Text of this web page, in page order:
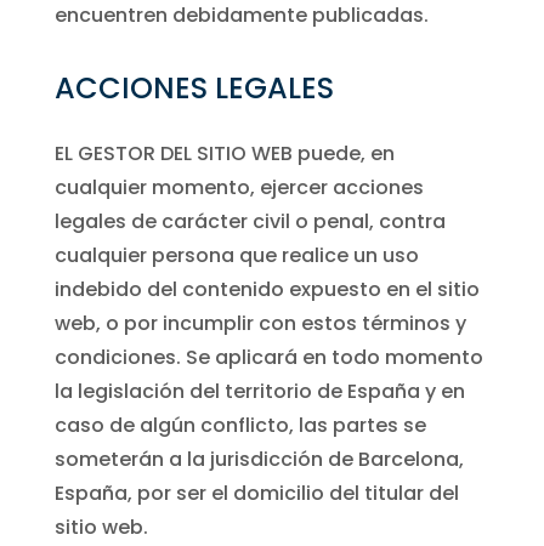
encuentren debidamente publicadas.
ACCIONES LEGALES
EL GESTOR DEL SITIO WEB puede, en
cualquier momento, ejercer acciones
legales de carácter civil o penal, contra
cualquier persona que realice un uso
indebido del contenido expuesto en el sitio
web, o por incumplir con estos términos y
condiciones. Se aplicará en todo momento
la legislación del territorio de España y en
caso de algún conflicto, las partes se
someterán a la jurisdicción de Barcelona,
España, por ser el domicilio del titular del
sitio web.